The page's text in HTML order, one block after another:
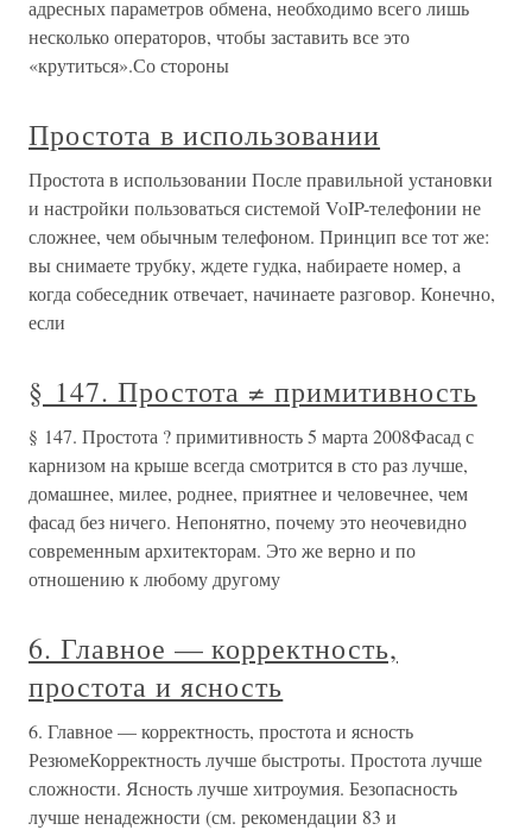
адресных параметров обмена, необходимо всего лишь
несколько операторов, чтобы заставить все это
«крутиться».Со стороны
Простота в использовании
Простота в использовании После правильной установки
и настройки пользоваться системой VoIP-телефонии не
сложнее, чем обычным телефоном. Принцип все тот же:
вы снимаете трубку, ждете гудка, набираете номер, а
когда собеседник отвечает, начинаете разговор. Конечно,
если
§ 147. Простота ≠ примитивность
§ 147. Простота ? примитивность 5 марта 2008Фасад с
карнизом на крыше всегда смотрится в сто раз лучше,
домашнее, милее, роднее, приятнее и человечнее, чем
фасад без ничего. Непонятно, почему это неочевидно
современным архитекторам. Это же верно и по
отношению к любому другому
6. Главное — корректность,
простота и ясность
6. Главное — корректность, простота и ясность
РезюмеКорректность лучше быстроты. Простота лучше
сложности. Ясность лучше хитроумия. Безопасность
лучше ненадежности (см. рекомендации 83 и